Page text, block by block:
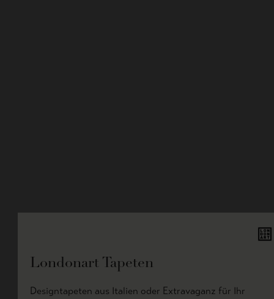
Londonart Tapeten
Designtapeten aus Italien oder Extravaganz für Ihr